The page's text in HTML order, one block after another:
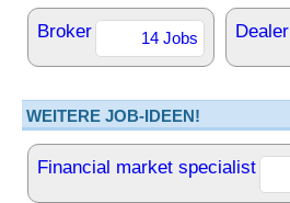
Broker 14 Jobs Dealer
WEITERE JOB-IDEEN!
Financial market specialist